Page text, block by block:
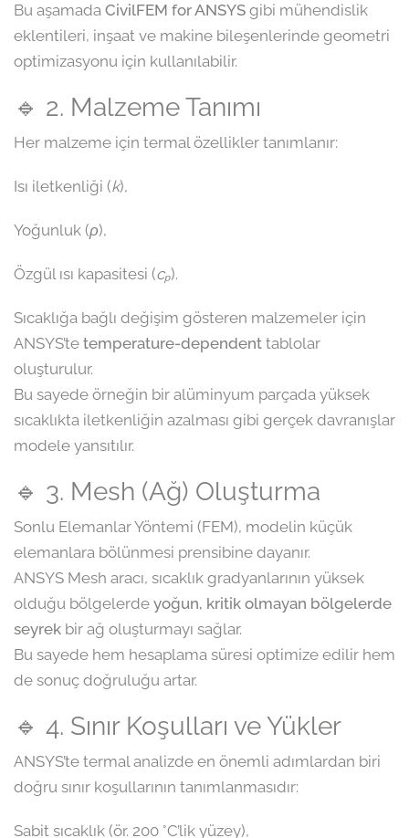
Bu aşamada CivilFEM for ANSYS gibi mühendislik
eklentileri, inşaat ve makine bileşenlerinde geometri
optimizasyonu için kullanılabilir.
🔹 2. Malzeme Tanımı
Her malzeme için termal özellikler tanımlanır:
Isı iletkenliği (k),
Yoğunluk (ρ),
Özgül ısı kapasitesi (cₚ).
Sıcaklığa bağlı değişim gösteren malzemeler için
ANSYS’te temperature-dependent tablolar
oluşturulur.
Bu sayede örneğin bir alüminyum parçada yüksek
sıcaklıkta iletkenliğin azalması gibi gerçek davranışlar
modele yansıtılır.
🔹 3. Mesh (Ağ) Oluşturma
Sonlu Elemanlar Yöntemi (FEM), modelin küçük
elemanlara bölünmesi prensibine dayanır.
ANSYS Mesh aracı, sıcaklık gradyanlarının yüksek
olduğu bölgelerde yoğun, kritik olmayan bölgelerde
seyrek bir ağ oluşturmayı sağlar.
Bu sayede hem hesaplama süresi optimize edilir hem
de sonuç doğruluğu artar.
🔹 4. Sınır Koşulları ve Yükler
ANSYS’te termal analizde en önemli adımlardan biri
doğru sınır koşullarının tanımlanmasıdır:
Sabit sıcaklık (ör. 200 °C’lik yüzey),